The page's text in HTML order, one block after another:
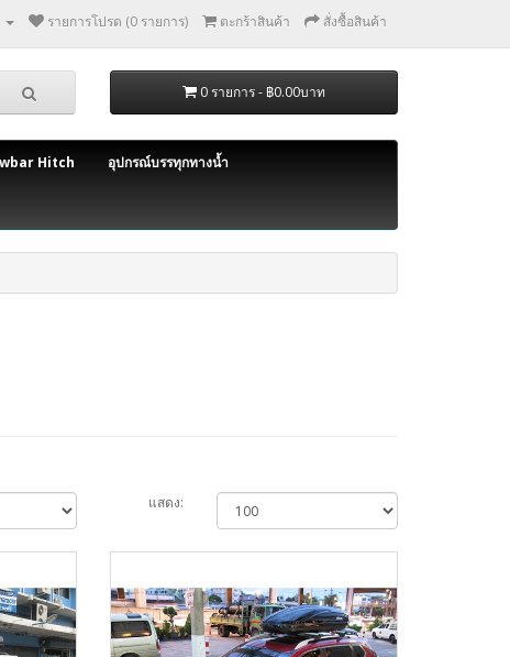
รายการโปรด (0 รายการ) ตะกร้าสินค้า สั่งซื้อสินค้า
0 รายการ - ฿0.00บาท
Hitch อุปกรณ์บรรทุกทางน้ำ
แสดง: